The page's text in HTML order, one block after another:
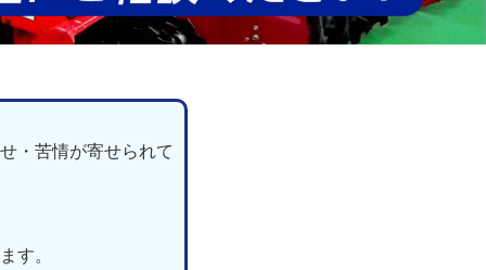
・苦情が寄せられて
す。